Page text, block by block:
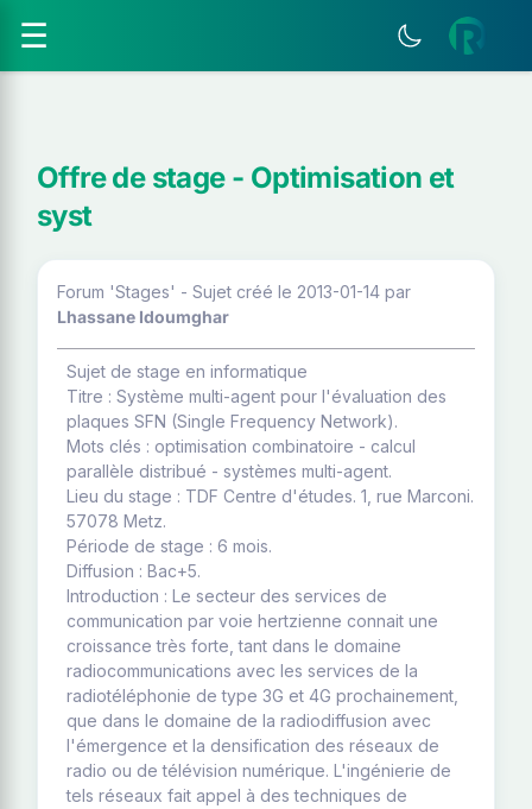
☰
Offre de stage - Optimisation et
syst
Forum 'Stages' - Sujet créé le 2013-01-14 par
Lhassane Idoumghar
Sujet de stage en informatique
Titre : Système multi-agent pour l'évaluation des
plaques SFN (Single Frequency Network).
Mots clés : optimisation combinatoire - calcul
parallèle distribué - systèmes multi-agent.
Lieu du stage : TDF Centre d'études. 1, rue Marconi.
57078 Metz.
Période de stage : 6 mois.
Diffusion : Bac+5.
Introduction : Le secteur des services de
communication par voie hertzienne connait une
croissance très forte, tant dans le domaine
radiocommunications avec les services de la
radiotéléphonie de type 3G et 4G prochainement,
que dans le domaine de la radiodiffusion avec
l'émergence et la densification des réseaux de
radio ou de télévision numérique. L'ingénierie de
tels réseaux fait appel à des techniques de